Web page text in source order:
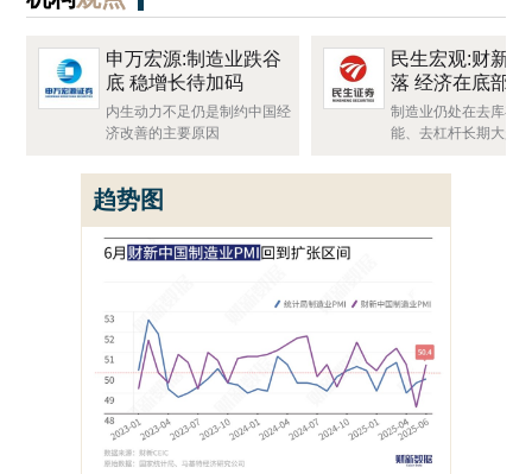
申万宏源:制造业跌谷
底 稳增长待加码
内生动力不足仍是制约中国经
济改善的主要原因
民生宏观:财新
落 经济在底部
制造业仍处在去库存
能、去杠杆长期大趋
趋势图